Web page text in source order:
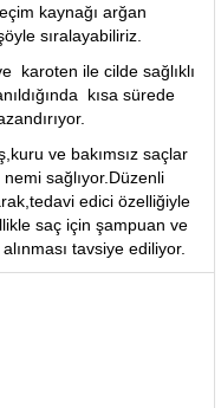
kaynağı arğan
sıralayabiliriz.
karoten ile cilde sağlıklı
kısa sürede
ve bakımsız saçlar
nemi sağlıyor.Düzenli
edici özelliğiyle
saç için şampuan ve
tavsiye ediliyor.